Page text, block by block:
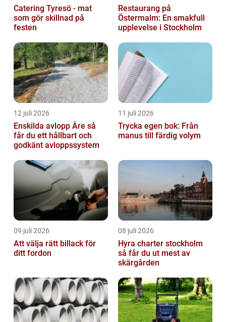
Catering Tyresö - mat
som gör skillnad på
festen
Restaurang på
Östermalm: En smakfull
upplevelse i Stockholm
12 juli 2026
Enskilda avlopp Åre så
får du ett hållbart och
godkänt avloppssystem
11 juli 2026
Trycka egen bok: Från
manus till färdig volym
09 juli 2026
Att välja rätt billack för
ditt fordon
08 juli 2026
Hyra charter stockholm
så får du ut mest av
skärgården